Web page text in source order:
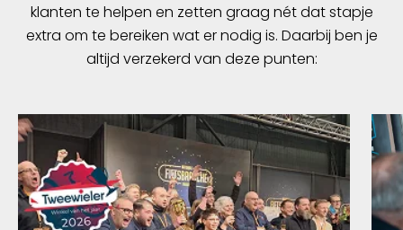
klanten te helpen en zetten graag nét dat stapje
extra om te bereiken wat er nodig is. Daarbij ben je
altijd verzekerd van deze punten: